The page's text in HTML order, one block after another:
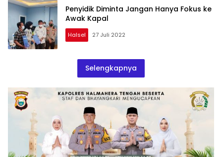
Penyidik Diminta Jangan Hanya Fokus ke
Awak Kapal
Halsel 27 Juli 2022
Selengkapnya